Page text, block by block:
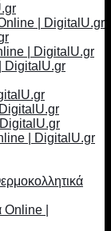
Online | DigitalU.gr
| DigitalU.gr
DigitalU.gr
DigitalU.gr
| DigitalU.gr
Online |